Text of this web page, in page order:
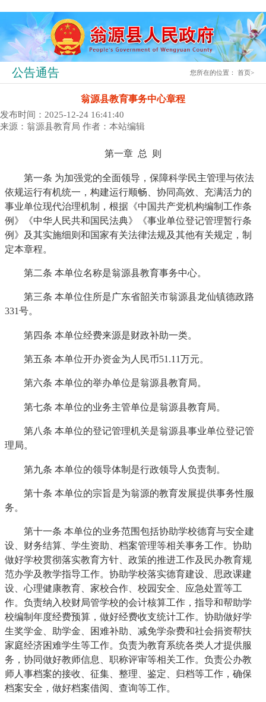
公告通告 您所在的位置：首页>
翁源县教育事务中心章程
发布时间：2025-12-24 16:41:40
来源：翁源县教育局 作者：本站编辑
第一章 总 则
第一条 为加强党的全面领导，保障科学民主管理与依法
依规运行有机统一，构建运行顺畅、协同高效、充满活力的
事业单位现代治理机制，根据《中国共产党机构编制工作条
例》《中华人民共和国民法典》《事业单位登记管理暂行条
例》及其实施细则和国家有关法律法规及其他有关规定，制
定本章程。
第二条 本单位名称是翁源县教育事务中心。
第三条 本单位住所是广东省韶关市翁源县龙仙镇德政路
331号。
第四条 本单位经费来源是财政补助一类。
第五条 本单位开办资金为人民币51.11万元。
第六条 本单位的举办单位是翁源县教育局。
第七条 本单位的业务主管单位是翁源县教育局。
第八条 本单位的登记管理机关是翁源县事业单位登记管
理局。
第九条 本单位的领导体制是行政领导人负责制。
第十条 本单位的宗旨是为翁源的教育发展提供事务性服
务。
第十一条 本单位的业务范围包括协助学校德育与安全建
设、财务结算、学生资助、档案管理等相关事务工作。协助
做好学校贯彻落实教育方针、政策的推进工作及民办教育规
范办学及教学指导工作。协助学校落实德育建设、思政课建
设、心理健康教育、家校合作、校园安全、应急处置等工
作。负责纳入校财局管学校的会计核算工作，指导和帮助学
校编制年度经费预算，做好经费收支统计工作。协助做好学
生奖学金、助学金、困难补助、减免学杂费和社会捐资帮扶
家庭经济困难学生等工作。负责为教育系统各类人才提供服
务，协同做好教师信息、职称评审等相关工作。负责公办教
师人事档案的接收、征集、整理、鉴定、归档等工作，确保
档案安全，做好档案借阅、查询等工作。